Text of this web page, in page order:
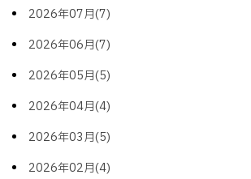
2026年07月(7)
2026年06月(7)
2026年05月(5)
2026年04月(4)
2026年03月(5)
2026年02月(4)